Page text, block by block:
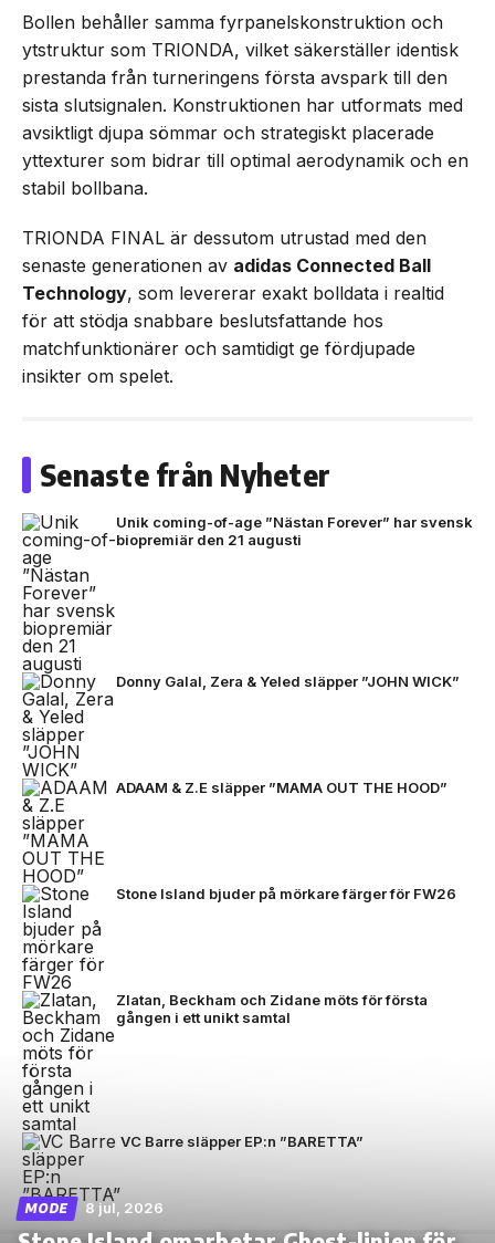
Bollen behåller samma fyrpanelskonstruktion och
ytstruktur som TRIONDA, vilket säkerställer identisk
prestanda från turneringens första avspark till den
sista slutsignalen. Konstruktionen har utformats med
avsiktligt djupa sömmar och strategiskt placerade
yttexturer som bidrar till optimal aerodynamik och en
stabil bollbana.
TRIONDA FINAL är dessutom utrustad med den
senaste generationen av adidas Connected Ball
Technology, som levererar exakt bolldata i realtid
för att stödja snabbare beslutsfattande hos
matchfunktionärer och samtidigt ge fördjupade
insikter om spelet.
Senaste från Nyheter
Unik coming-of-age ”Nästan Forever” har svensk
biopremiär den 21 augusti
Donny Galal, Zera & Yeled släpper ”JOHN WICK”
ADAAM & Z.E släpper ”MAMA OUT THE HOOD”
Stone Island bjuder på mörkare färger för FW26
Zlatan, Beckham och Zidane möts för första
gången i ett unikt samtal
VC Barre släpper EP:n ”BARETTA”
MODE 8 jul, 2026